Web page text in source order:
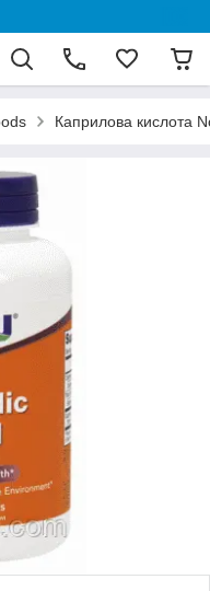
Каприлова кислота